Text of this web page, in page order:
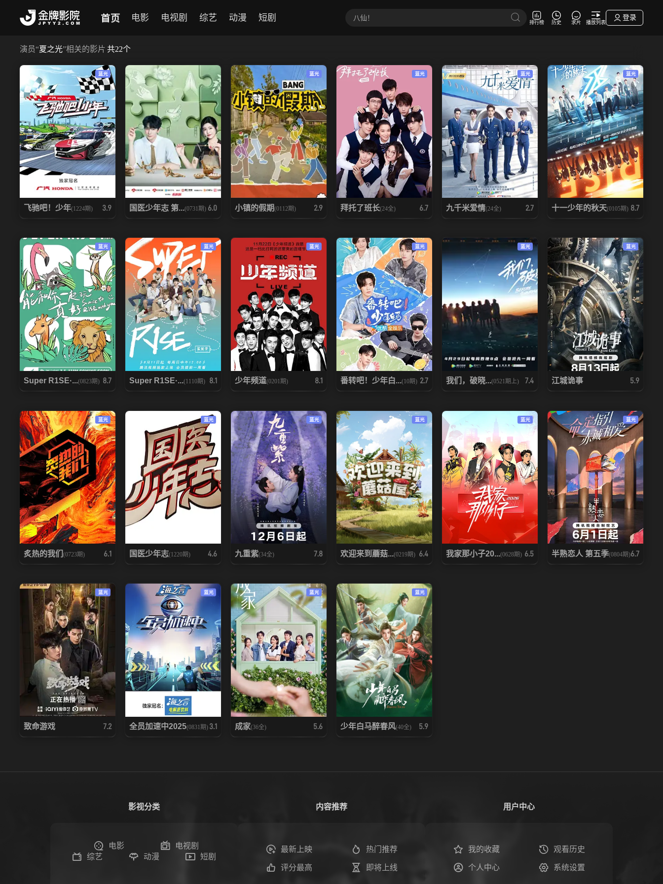
首页 电影 电视剧 综艺 动漫 短剧 排行榜 历史 求片 播放列表
登录
演员“夏之光”相关的影片 共22个
蓝光
飞驰吧！少年(1224期) 3.9 国医少年志 第...(0731期) 6.0
蓝光
小镇的假期(0112期) 2.9
蓝光
拜托了班长(24全) 6.7
蓝光
九千米爱情(24全) 2.7
蓝光
十一少年的秋天(0105期) 8.7
蓝光
Super R1SE·...(0823期) 8.7
蓝光
Super R1SE·...(1110期) 8.1
蓝光
少年频道(0201期) 8.1
蓝光
番转吧！少年白...(10期) 2.7
蓝光
我们，破晓...(0521期上) 7.4
蓝光
江城诡事 5.9
蓝光
炙热的我们 (0723期) 6.1
蓝光
国医少年志(1220期) 4.6
蓝光
九重紫(34全) 7.8
蓝光
欢迎来到蘑菇...(0219期) 6.4
蓝光
我家那小子20...(0628期) 6.5
蓝光
半熟恋人 第五季(0804期)6.7
蓝光
致命游戏 7.2
蓝光
全员加速中2025(0831期) 3.1
蓝光
成家(36全) 5.6
蓝光
少年白马醉春风(40全) 5.9
影视分类
电影
电视剧
综艺
动漫 短剧
内容推荐
最新上映 热门推荐
评分最高 即将上线
用户中心
我的收藏 观看历史
个人中心 系统设置